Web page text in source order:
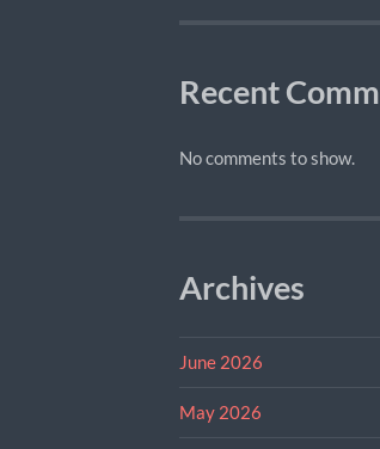
Recent
No comments to show.
Archives
June 2026
May 2026